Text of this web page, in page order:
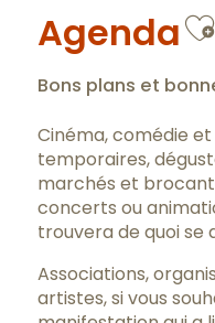
Agenda
Bons plans et
Cinéma, comédie
temporaires,
marchés et
concerts ou
trouvera de quoi se
Associations,
artistes, si vous